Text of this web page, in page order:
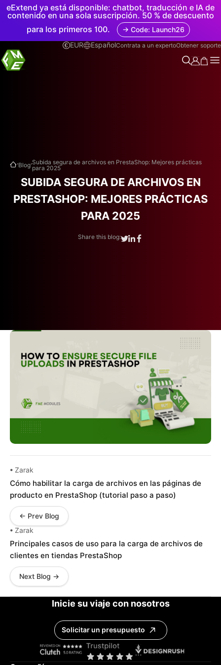
eExtend ya está disponible: chatbot, traducción e IA de
contenido en una sola suscripción. 50 % de descuento
para los primeros 100.
→ Code: Launch26
EUR
EspañolContrata a un expertoObtener soporte
.Blog.Subida segura de archivos en PrestaShop: Mejores prácticas
para 2025
SUBIDA SEGURA DE ARCHIVOS EN
PRESTASHOP: MEJORES PRÁCTICAS
PARA 2025
Share this blog:
• Zarak
Cómo habilitar la carga de archivos en las páginas de
producto en PrestaShop (tutorial paso a paso)
← Prev Blog
• Zarak
Principales casos de uso para la carga de archivos de
clientes en tiendas PrestaShop
Next Blog →
Inicie su viaje con nosotros
Solicitar un presupuesto